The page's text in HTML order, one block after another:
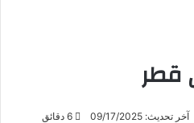
قطر
آخر تحديث: 09/17/2025